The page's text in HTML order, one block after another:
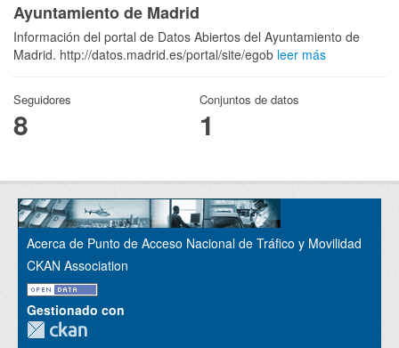
Ayuntamiento de Madrid
Información del portal de Datos Abiertos del Ayuntamiento de
Madrid. http://datos.madrid.es/portal/site/egob leer más
Seguidores
8
Conjuntos de datos
1
Acerca de Punto de Acceso Nacional de Tráfico y Movilidad
CKAN Association
Gestionado con